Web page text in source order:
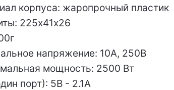
корпуса: жаропрочный пластик
225х41х26
напряжение: 10A, 250В
мощность: 2500 Вт
порт): 5В - 2.1A